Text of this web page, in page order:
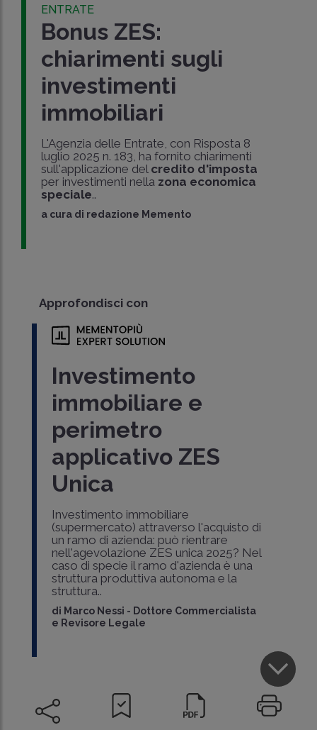
ENTRATE
Bonus ZES:
chiarimenti sugli
investimenti
immobiliari
L'Agenzia delle Entrate, con Risposta 8
luglio 2025 n. 183, ha fornito chiarimenti
sull'applicazione del credito d'imposta
per investimenti nella zona economica
speciale..
a cura di redazione Memento
Approfondisci con
Investimento
immobiliare e
perimetro
applicativo ZES
Unica
Investimento immobiliare
(supermercato) attraverso l'acquisto di
un ramo di azienda: può rientrare
nell'agevolazione ZES unica 2025? Nel
caso di specie il ramo d'azienda è una
struttura produttiva autonoma e la
struttura..
di Marco Nessi - Dottore Commercialista
e Revisore Legale